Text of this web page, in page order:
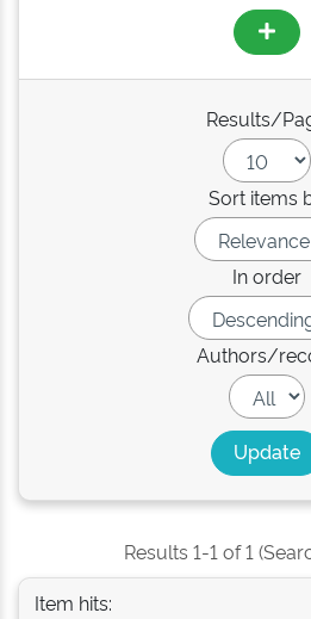
Results/
Sort items
In order
Authors/
Results 1-1 of 1
Item hits: